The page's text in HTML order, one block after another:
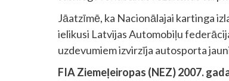
Jāatzīmē, ka Nacionālajai kartinga
ielikusi Latvijas Automobiļu
uzdevumiem izvirzīja autosporta
FIA Ziemeļeiropas (NEZ) 2007.